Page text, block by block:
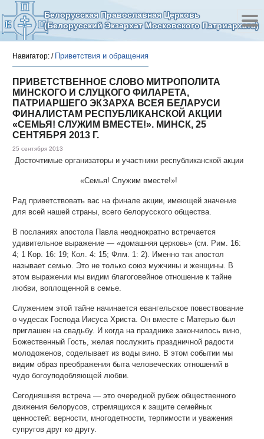
Белорусская Православная Церковь
(Белорусский Экзархат Московского Патриархата)
Навигатор: / Приветствия и обращения
ПРИВЕТСТВЕННОЕ СЛОВО МИТРОПОЛИТА
МИНСКОГО И СЛУЦКОГО ФИЛАРЕТА,
ПАТРИАРШЕГО ЭКЗАРХА ВСЕЯ БЕЛАРУСИ
ФИНАЛИСТАМ РЕСПУБЛИКАНСКОЙ АКЦИИ
«СЕМЬЯ! СЛУЖИМ ВМЕСТЕ!». МИНСК, 25
СЕНТЯБРЯ 2013 Г.
25 сентября 2013
Досточтимые организаторы и участники республиканской акции
«Семья! Служим вместе!»!
Рад приветствовать вас на финале акции, имеющей значение
для всей нашей страны, всего белорусского общества.
В посланиях апостола Павла неоднократно встречается
удивительное выражение — «домашняя церковь» (см. Рим. 16:
4; 1 Кор. 16: 19; Кол. 4: 15; Флм. 1: 2). Именно так апостол
называет семью. Это не только союз мужчины и женщины. В
этом выражении мы видим благоговейное отношение к тайне
любви, воплощенной в семье.
Служением этой тайне начинается евангельское повествование
о чудесах Господа Иисуса Христа. Он вместе с Матерью был
приглашен на свадьбу. И когда на празднике закончилось вино,
Божественный Гость, желая послужить праздничной радости
молодоженов, соделывает из воды вино. В этом событии мы
видим образ преображения быта человеческих отношений в
чудо богоуподобляющей любви.
Сегодняшняя встреча — это очередной рубеж общественного
движения белорусов, стремящихся к защите семейных
ценностей: верности, многодетности, терпимости и уважения
супругов друг ко другу.